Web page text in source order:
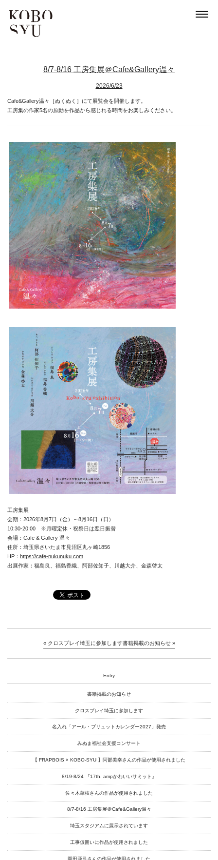
News
About
Artists
Exhibitions
Projects
Goods
Media
Access
Link
Facebook
Instagram
8/7-8/16 工房集展＠Cafe&Gallery温々
2026/6/23
Cafe&Gallery温々［ぬくぬく］にて展覧会を開催します。
工房集の作家5名の原動を作品から感じれる時間をお楽しみください。
工房集展
会期：2026年8月7日（金）～8月16日（日）
10:30-20:00 ※月曜定休・祝祭日は翌日振替
会場：Cafe & Gallery 温々
住所：埼玉県さいたま市見沼区丸ヶ崎1856
HP： https://cafe-nukunuku.com
出展作家：福島良、福島香織、阿部佐知子、川越大介、金森啓太
« クロスプレイ埼玉に参加します書籍掲載のお知らせ»
Entry
書籍掲載のお知らせ
クロスプレイ埼玉に参加します
名入れ「アール・ブリュットカレンダー2027」発売
みぬま福祉会支援コンサート
【 FRAPBOIS × KOBO-SYU 】阿部美幸さんの作品が使用されました
8/19-8/24 『17th. ampかわいいサミット』
佐々木華枝さんの作品が使用されました
8/7-8/16 工房集展＠Cafe&Gallery温々
埼玉スタジアムに展示されています
工事仮囲いに作品が使用されました
岡田亜弓さんの作品が使用されました